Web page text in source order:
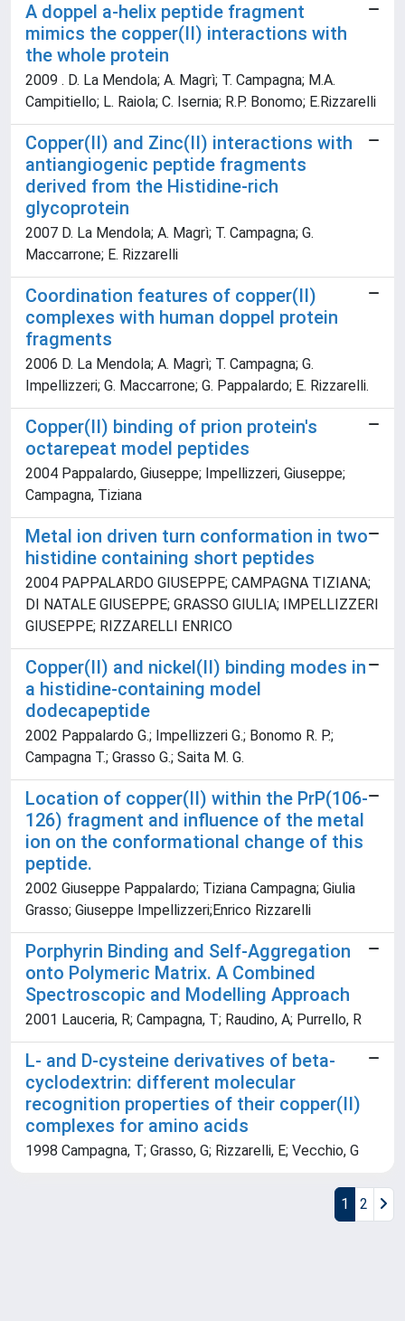
A doppel a-helix peptide fragment
mimics the copper(II) interactions with
the whole protein
2009 . D. La Mendola; A. Magrì; T. Campagna; M.A.
Campitiello; L. Raiola; C. Isernia; R.P. Bonomo; E.Rizzarelli
Copper(II) and Zinc(II) interactions with
antiangiogenic peptide fragments
derived from the Histidine-rich
glycoprotein
2007 D. La Mendola; A. Magrì; T. Campagna; G.
Maccarrone; E. Rizzarelli
Coordination features of copper(II)
complexes with human doppel protein
fragments
2006 D. La Mendola; A. Magrì; T. Campagna; G.
Impellizzeri; G. Maccarrone; G. Pappalardo; E. Rizzarelli.
Copper(II) binding of prion protein's
octarepeat model peptides
2004 Pappalardo, Giuseppe; Impellizzeri, Giuseppe;
Campagna, Tiziana
Metal ion driven turn conformation in two
histidine containing short peptides
2004 PAPPALARDO GIUSEPPE; CAMPAGNA TIZIANA;
DI NATALE GIUSEPPE; GRASSO GIULIA; IMPELLIZZERI
GIUSEPPE; RIZZARELLI ENRICO
Copper(II) and nickel(II) binding modes in
a histidine-containing model
dodecapeptide
2002 Pappalardo G.; Impellizzeri G.; Bonomo R. P.;
Campagna T.; Grasso G.; Saita M. G.
Location of copper(II) within the PrP(106-
126) fragment and influence of the metal
ion on the conformational change of this
peptide.
2002 Giuseppe Pappalardo; Tiziana Campagna; Giulia
Grasso; Giuseppe Impellizzeri;Enrico Rizzarelli
Porphyrin Binding and Self-Aggregation
onto Polymeric Matrix. A Combined
Spectroscopic and Modelling Approach
2001 Lauceria, R; Campagna, T; Raudino, A; Purrello, R
L- and D-cysteine derivatives of beta-
cyclodextrin: different molecular
recognition properties of their copper(II)
complexes for amino acids
1998 Campagna, T; Grasso, G; Rizzarelli, E; Vecchio, G
1 2